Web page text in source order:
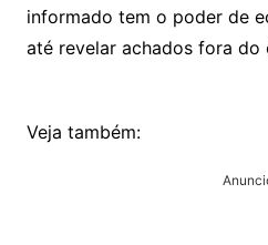
informado tem o poder de
até revelar achados fora do
Veja também: